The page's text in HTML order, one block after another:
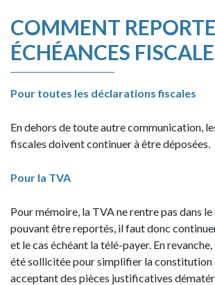
COMMENT
ÉCHÉANCES
Pour toutes les déclarations fiscales
En dehors de toute autre communication,
fiscales doivent continuer à être déposées.
Pour la TVA
Pour mémoire, la TVA ne rentre pas dans
pouvant être reportés, il faut donc
et le cas échéant la télé-payer. En
été sollicitée pour simplifier la constitution
acceptant des pièces justificatives